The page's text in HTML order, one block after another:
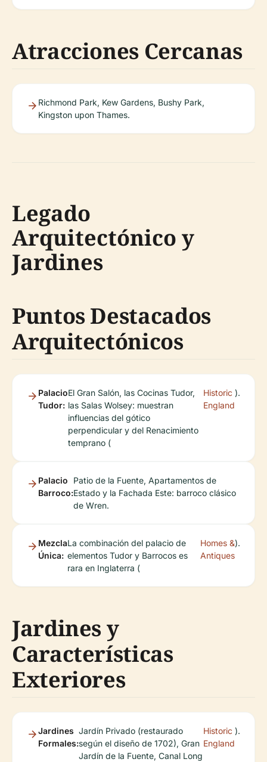
Atracciones Cercanas
Richmond Park, Kew Gardens, Bushy Park,
Kingston upon Thames.
Legado
Arquitectónico y
Jardines
Puntos Destacados
Arquitectónicos
Palacio
Tudor:
El Gran Salón, las Cocinas Tudor,
las Salas Wolsey: muestran
influencias del gótico
perpendicular y del Renacimiento
temprano (
Historic
England
).
Palacio
Barroco:
Patio de la Fuente, Apartamentos de
Estado y la Fachada Este: barroco clásico
de Wren.
Mezcla
Única:
La combinación del palacio de
elementos Tudor y Barrocos es
rara en Inglaterra (
Homes &
Antiques
).
Jardines y
Características
Exteriores
Jardines
Formales:
Jardín Privado (restaurado
según el diseño de 1702), Gran
Jardín de la Fuente, Canal Long
Historic
England
).